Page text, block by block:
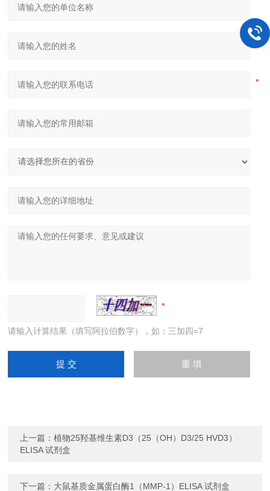
请输入计算结果（填写阿拉伯数字），如：三加四=7
上一篇：植物25羟基维生素D3（25（OH）D3/25 HVD3）
ELISA 试剂盒
下一篇： 大鼠基质金属蛋白酶1（MMP-1）ELISA 试剂盒